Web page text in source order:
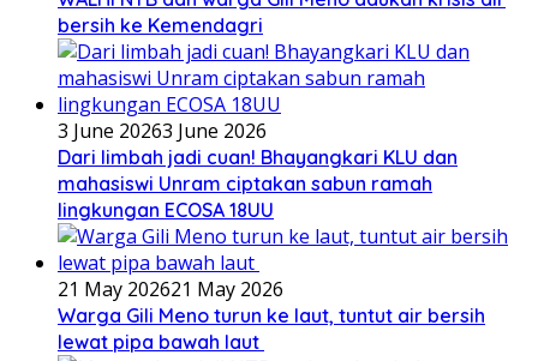
bersih ke Kemendagri
3 June 20263 June 2026
Dari limbah jadi cuan! Bhayangkari KLU dan
mahasiswi Unram ciptakan sabun ramah
lingkungan ECOSA 18UU
21 May 202621 May 2026
Warga Gili Meno turun ke laut, tuntut air bersih
lewat pipa bawah laut